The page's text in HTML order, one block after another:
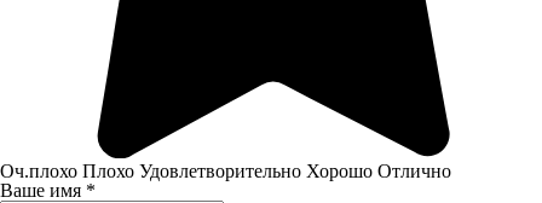
Оч.плохо Плохо Удовлетворительно Хорошо Отлично
Ваше имя *